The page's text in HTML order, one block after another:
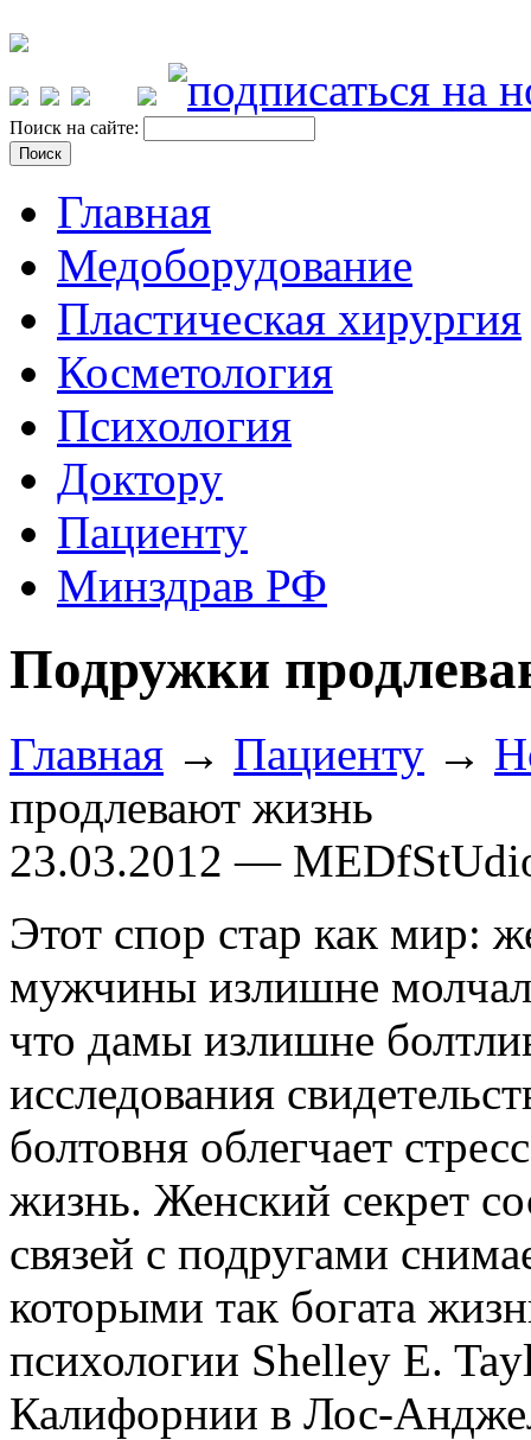
Поиск на сайте:
Главная
Медоборудование
Пластическая хирургия
Косметология
Психология
Доктору
Пациенту
Минздрав РФ
Подружки
Главная → Пациенту →
продлевают жизнь
23.03.2012 —
Этот спор стар как мир:
мужчины излишне
что дамы излишне
исследования
болтовня облегчает
жизнь. Женский секрет
связей с подругами
которыми так богата
психологии Shelley E.
Калифорнии в Лос-